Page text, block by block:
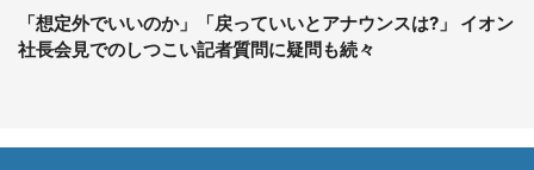
「想定外でいいのか」「戻っていいとアナウンスは?」 イオン
社長会見でのしつこい記者質問に疑問も続々